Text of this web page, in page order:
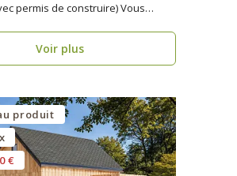
permis de construire) Vous
Voir plus
produit
€